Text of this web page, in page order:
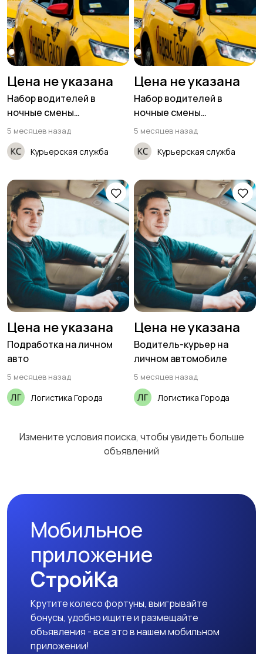
Цена не указана
Набор водителей в
ночные смены
(приглашаем женщин)
5 месяцев назад
Курьерская служба
Цена не указана
Набор водителей в
ночные смены
(приглашаем женщин)
5 месяцев назад
Курьерская служба
Цена не указана
Подработка на личном
авто
5 месяцев назад
Логистика Города
Цена не указана
Водитель-курьер на
личном автомобиле
5 месяцев назад
Логистика Города
Измените условия поиска, чтобы увидеть больше
объявлений
Мобильное
приложение
СтройКа
Крутите колесо фортуны, выигрывайте
бонусы, удобно ищите и размещайте
объявления - все это в нашем мобильном
приложении!